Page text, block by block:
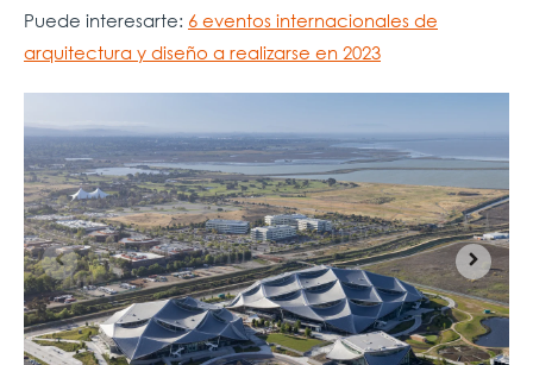
Puede interesarte: 6 eventos internacionales de
arquitectura y diseño a realizarse en 2023